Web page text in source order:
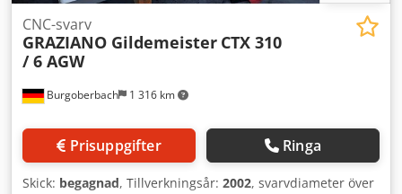
Burgoberbach 1 316 km
CNC-svarv
GRAZIANO Gildemeister CTX 310
/ 6 AGW
Prisuppgifter Ringa
Skick: begagnad, Tillverkningsår: 2002, svarvdiameter över